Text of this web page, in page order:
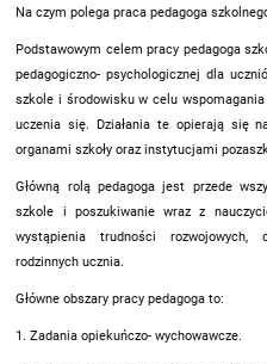
Na czym polega praca pedagoga
Podstawowym celem pracy pedagoga
pedagogiczno- psychologicznej dla
szkole i środowisku w celu
uczenia się. Działania te opierają się
organami szkoły oraz instytucjami
Główną rolą pedagoga jest przede
szkole i poszukiwanie wraz z
wystąpienia trudności rozwojowych,
rodzinnych ucznia.
Główne obszary pracy pedagoga to:
1. Zadania opiekuńczo- wychowawcze.